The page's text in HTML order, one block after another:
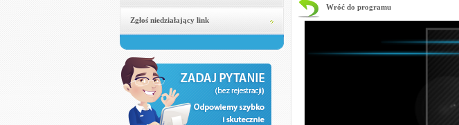
Zgłoś niedziałający link
Wróć do programu